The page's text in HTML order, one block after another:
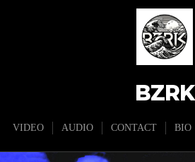
BZRK
VIDEO AUDIO CONTACT BIO